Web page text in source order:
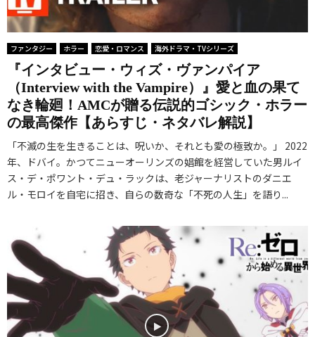
d
』
評
価
あ
ら
す
じ
・
ネ
バ
レ
解
説
ア
ァ
ン
タ
ジ
」
マ
」
へ
の
賛
否
と
圧
倒
的
リ
ス
説
｜
絶
望
で
「
ハ
ッ
ピ
は
世
界
を
救
え
ネ
タ
バ
レ
解
説
｜
「
T
O
S
」
の
魂
け
継
ぐ
ファンタジー ホラー 恋愛・ロマンス 海外ドラマ・TVシリーズ
『インタビュー・ウィズ・ヴァンパイア
（Interview with the Vampire）』愛と血の果て
なき輪廻！AMCが贈る伝説的ゴシック・ホラー
の最高傑作【あらすじ・ネタバレ解説】
「不滅の生を生きることは、呪いか、それとも愛の極致か。」 2022
年、ドバイ。かつてニューオーリンズの娼館を経営していた男ルイ
ス・デ・ポワント・デュ・ラックは、老ジャーナリストのダニエ
ル・モロイを自宅に招き、自らの数奇な「不死の人生」を語り...